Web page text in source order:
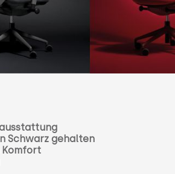
Schwarz gehalten
Komfort